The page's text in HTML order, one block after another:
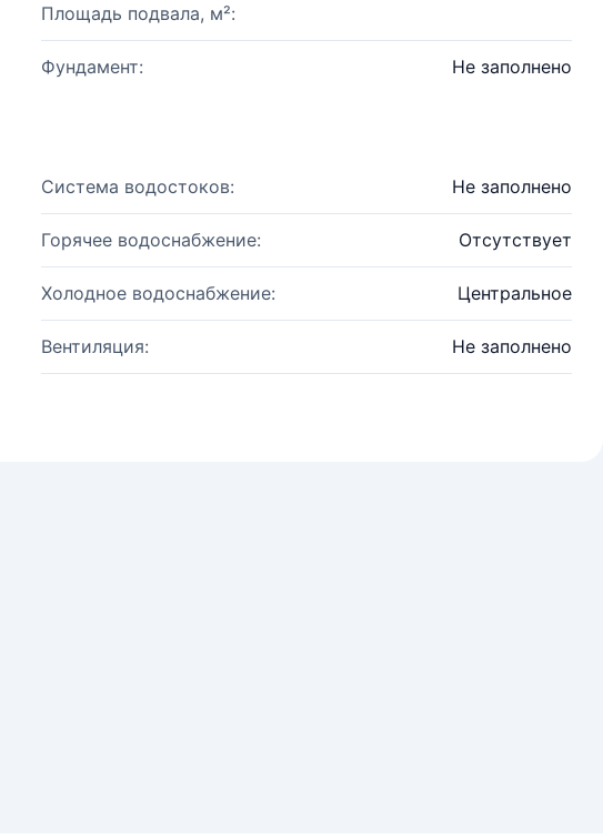
Площадь подвала, м²:
Фундамент: Не заполнено
Система водостоков: Не заполнено
Горячее водоснабжение: Отсутствует
Холодное водоснабжение: Центральное
Вентиляция: Не заполнено